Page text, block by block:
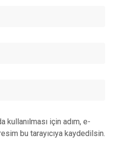
kullanılması için adım, e-
bu tarayıcıya kaydedilsin.